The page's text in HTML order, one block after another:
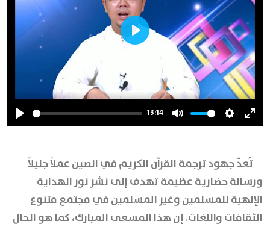
Play
13:14
Mute Settings
Play
تُعدّ جهود ترجمة القرآن الكريم في الصين عملاً جليلاً
ورسالة حضارية عظيمة تهدف إلى نشر نور الهداية
الإلهية للمسلمين وغير المسلمين في مجتمع متنوع
الثقافات واللغات. إن هذا المسعى المبارك، كما هو الحال